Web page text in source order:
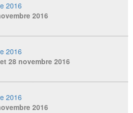
2016
2016
2016
28 novembre 2016
2016
2016